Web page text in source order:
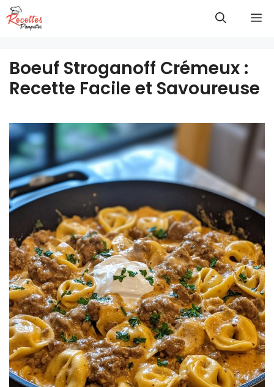
Aller
au
Boeuf Stroganoff Crémeux :
Recette Facile et Savoureuse